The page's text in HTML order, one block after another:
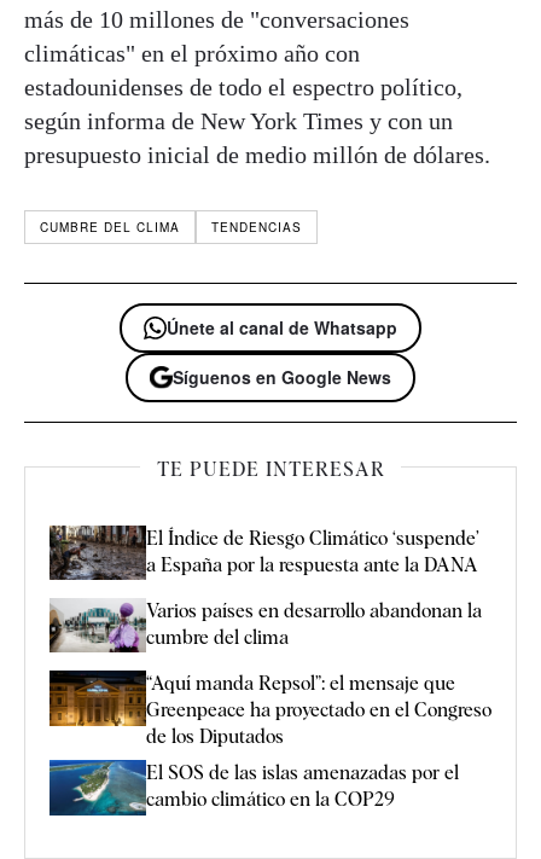
más de 10 millones de "conversaciones
climáticas" en el próximo año con
estadounidenses de todo el espectro político,
según informa de New York Times y con un
presupuesto inicial de medio millón de dólares.
CUMBRE DEL CLIMA TENDENCIAS
Únete al canal de Whatsapp
Síguenos en Google News
TE PUEDE INTERESAR
El Índice de Riesgo Climático ‘suspende’
a España por la respuesta ante la DANA
Varios países en desarrollo abandonan la
cumbre del clima
“Aquí manda Repsol”: el mensaje que
Greenpeace ha proyectado en el Congreso
de los Diputados
El SOS de las islas amenazadas por el
cambio climático en la COP29